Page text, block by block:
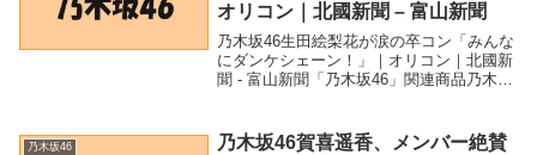
オリコン｜北國新聞 – 富山新聞
乃木坂46生田絵梨花が涙の卒コン「みんな
にダンケシェーン！」｜オリコン｜北國新
聞 - 富山新聞「乃木坂46」関連商品乃木坂
山新聞 乃木坂46生田絵梨花が涙の卒...
乃木坂46
乃木坂46賀喜遥香、メンバー絶賛